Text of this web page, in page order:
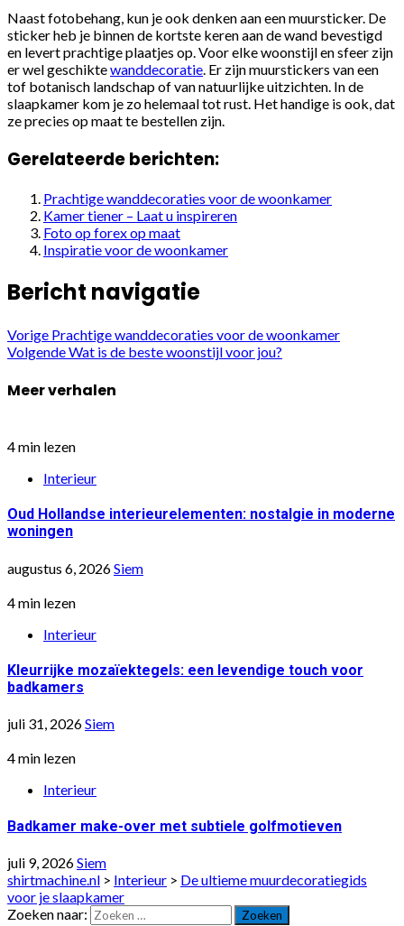
Naast fotobehang, kun je ook denken aan een muursticker. De
sticker heb je binnen de kortste keren aan de wand bevestigd
en levert prachtige plaatjes op. Voor elke woonstijl en sfeer zijn
er wel geschiktewanddecoratie. Er zijn muurstickers van een
tof botanisch landschap of van natuurlijke uitzichten. In de
slaapkamer kom je zo helemaal tot rust. Het handige is ook, dat
ze precies op maat te bestellen zijn.
Gerelateerde berichten:
Prachtige wanddecoraties voor de woonkamer
Kamer tiener – Laat u inspireren
Foto op forex op maat
Inspiratie voor de woonkamer
Bericht navigatie
Vorige Prachtige wanddecoraties voor de woonkamer
VolgendeWat is de beste woonstijl voor jou?
Meer verhalen
4 min lezen
Interieur
Oud Hollandse interieurelementen: nostalgie in moderne
woningen
augustus 6, 2026Siem
4 min lezen
Interieur
Kleurrijke mozaïektegels: een levendige touch voor
badkamers
juli 31, 2026Siem
4 min lezen
Interieur
Badkamer make-over met subtiele golfmotieven
juli 9, 2026Siem
shirtmachine.nl > Interieur > De ultieme muurdecoratiegids
voor je slaapkamer
Zoeken naar: